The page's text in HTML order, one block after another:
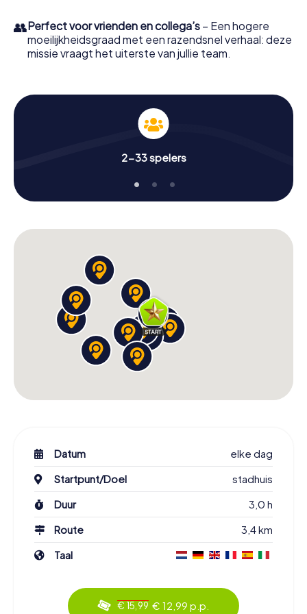
👥Perfect voor vrienden en collega’s – Een hogere
moeilijkheidsgraad met een razendsnel verhaal: deze
missie vraagt het uiterste van jullie team.
2-33 spelers
Datum
elke dag
Startpunt/Doel
stadhuis
Duur
3,0 h
Route
3,4 km
Taal
€ 15,99 € 12,99 p.p.